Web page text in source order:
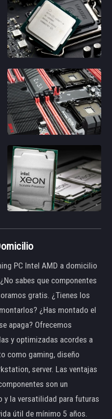
PC Intel AMD a domicilio
sabes que componentes
gratis. ¿Tienes los
¿Has montado el
apaga? Ofrecemos
y optimizadas acordes a
como gaming, diseño
server. Las ventajas
son un
y la versatilidad para futuras
útil de mínimo 5 años.